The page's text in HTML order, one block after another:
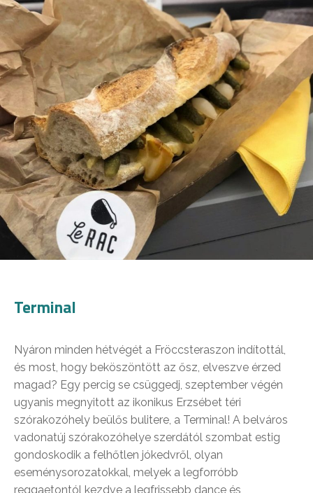
Terminal
Nyáron minden hétvégét a Fröccsteraszon indítottál,
és most, hogy beköszöntött az ősz, elveszve érzed
magad? Egy percig se csüggedj, szeptember végén
ugyanis megnyitott az ikonikus Erzsébet téri
szórakozóhely beülős bulitere, a Terminal! A belváros
vadonatúj szórakozóhelye szerdától szombat estig
gondoskodik a felhőtlen jókedvről, olyan
eseménysorozatokkal, melyek a legforróbb
reggaetontól kezdve a legfrissebb dance és